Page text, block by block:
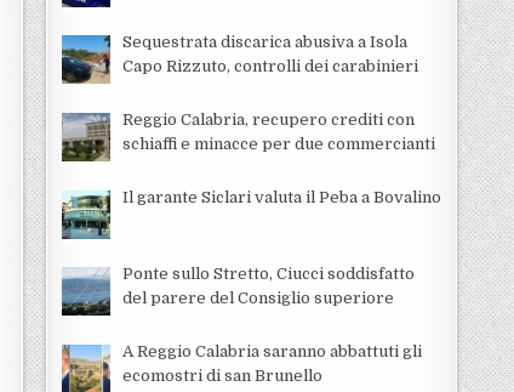
Sequestrata discarica abusiva a Isola
Capo Rizzuto, controlli dei carabinieri
Reggio Calabria, recupero crediti con
schiaffi e minacce per due commercianti
Il garante Siclari valuta il Peba a Bovalino
Ponte sullo Stretto, Ciucci soddisfatto
del parere del Consiglio superiore
A Reggio Calabria saranno abbattuti gli
ecomostri di san Brunello